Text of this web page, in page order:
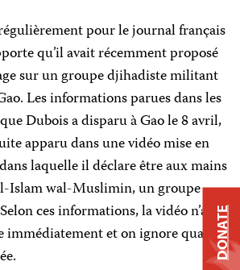
pour le journal français
qu’il avait récemment proposé
sur un groupe djihadiste militant
Les informations parues dans les
Dubois a disparu à Gao le 8 avril,
apparu dans une vidéo mise en
laquelle il déclare être aux mains
Islam wal-Muslimin, un groupe
ces informations, la vidéo n’a
immédiatement et on ignore quandDONATE